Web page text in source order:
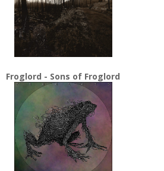
Froglord - Sons of Froglord